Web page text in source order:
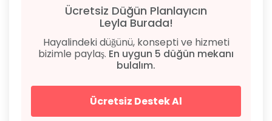
km., İncesu Kanyonu'na 61 km. mesafede bulunan
sıklıkla Anitta Hotel’i tercih ediyor. Otelin açık adresi
şu şekilde: Çepni, İnönü Cd. No: 80, 19040, Çorum
Merkez/ Çorum.
Konaklama Tipi
Oda Kahvaltı.
Ücretsiz Düğün Planlayıcın
Leyla Burada!
Hayalindeki düğünü, konsepti ve hizmeti
bizimle paylaş. En uygun 5 düğün mekanı
bulalım.
Ücretsiz Destek Al